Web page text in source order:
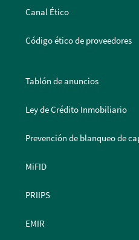
Canal Ético
Código ético de proveedores
Tablón de anuncios
Ley de Crédito Inmobiliario
Prevención de blanqueo de
MiFID
PRIIPS
EMIR